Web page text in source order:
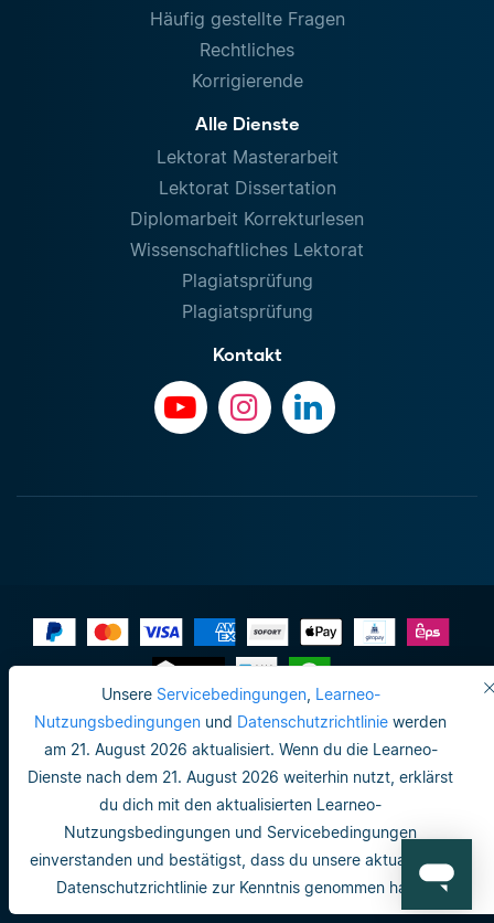
Unsere Servicebedingungen, Learneo-
Nutzungsbedingungen und Datenschutzrichtlinie werden
am 21. August 2026 aktualisiert. Wenn du die Learneo-
Dienste nach dem 21. August 2026 weiterhin nutzt, erklärst
du dich mit den aktualisierten Learneo-
Nutzungsbedingungen und Servicebedingungen
einverstanden und bestätigst, dass du unsere aktualisierte
Datenschutzrichtlinie zur Kenntnis genommen hast.
Häufig gestellte Fragen
Rechtliches
Korrigierende
Alle Dienste
Lektorat Masterarbeit
Lektorat Dissertation
Diplomarbeit Korrekturlesen
Wissenschaftliches Lektorat
Plagiatsprüfung
Plagiatsprüfung
Kontakt
Impressum
Datenschutzrichtlinie
Do not sell or share my personal info
Nutzungsbedingungen
Datenschutzrichtlinie